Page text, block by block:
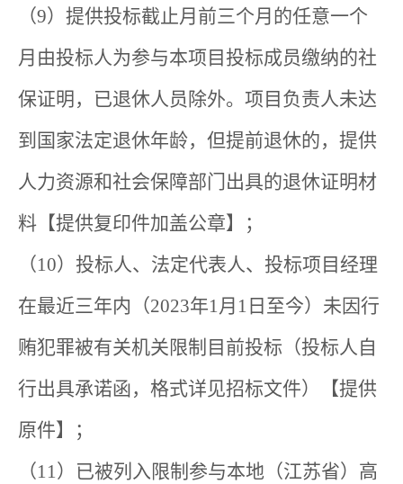
（9）提供投标截止月前三个月的任意一个
月由投标人为参与本项目投标成员缴纳的社
保证明，已退休人员除外。项目负责人未达
到国家法定退休年龄，但提前退休的，提供
人力资源和社会保障部门出具的退休证明材
料【提供复印件加盖公章】；
（10）投标人、法定代表人、投标项目经理
在最近三年内（2023年1月1日至今）未因行
贿犯罪被有关机关限制目前投标（投标人自
行出具承诺函，格式详见招标文件）【提供
原件】；
（11）已被列入限制参与本地（江苏省）高